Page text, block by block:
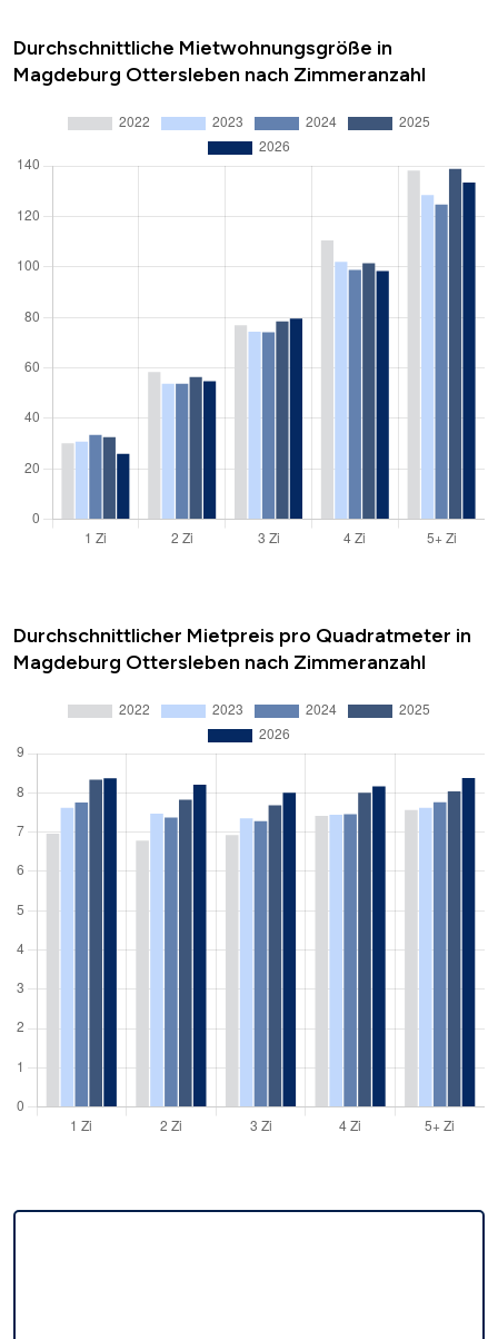
Durchschnittliche Mietwohnungsgröße in
Magdeburg Ottersleben nach Zimmeranzahl
Durchschnittlicher Mietpreis pro Quadratmeter in
Magdeburg Ottersleben nach Zimmeranzahl